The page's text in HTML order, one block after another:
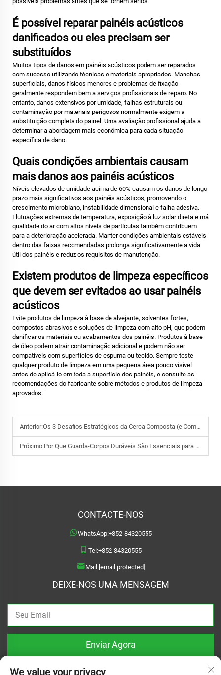
É possível reparar painéis acústicos
danificados ou eles precisam ser
substituídos
Muitos tipos de danos em painéis acústicos podem ser reparados
com sucesso utilizando técnicas e materiais apropriados. Manchas
superficiais, danos físicos menores e problemas de fixação
geralmente respondem bem a serviços profissionais de reparo. No
entanto, danos extensivos por umidade, falhas estruturais ou
contaminação por materiais perigosos normalmente exigem a
substituição completa do painel. Uma avaliação profissional ajuda a
determinar a abordagem mais econômica para cada situação
específica de dano.
Quais condições ambientais causam
mais danos aos painéis acústicos
Níveis elevados de umidade acima de 60% causam os danos de longo
prazo mais significativos aos painéis acústicos, promovendo o
crescimento microbiano, instabilidade dimensional e falha adesiva.
Flutuações extremas de temperatura, exposição à luz solar direta e má
qualidade do ar com altos níveis de partículas também contribuem
para a deterioração acelerada. Manter condições ambientais estáveis
dentro das faixas recomendadas prolonga significativamente a vida
útil dos painéis e reduz os requisitos de manutenção.
Existem produtos de limpeza específicos
que devem ser evitados ao usar painéis
acústicos
Evite produtos de limpeza à base de alvejante, solventes fortes,
compostos abrasivos e soluções de limpeza com alto pH, que podem
danificar os materiais ou acabamentos dos painéis. Produtos à base
de óleo podem atrair contaminação adicional e podem não ser
compatíveis com superfícies de espuma ou tecido. Sempre teste
qualquer produto de limpeza em uma pequena área pouco visível
antes de aplicá-lo em toda a superfície dos painéis, e consulte as
recomendações do fabricante sobre métodos e produtos de limpeza
aprovados.
Anterior:Os 3 Desafios Estratégicos da Cerca Composta (e Como Superá-los para Seus Clientes)
Próximo:Por Que Guarda-Corpos Duráveis São Essenciais para Áreas de Alto Tráfego
CONTACTE-NOS
WhatsApp:+852-84320555
Tel:+852-84320555
Mail:[email protected]
DEIXE-NOS UMA MENSAGEM
Enviar Agora
We value your privacy